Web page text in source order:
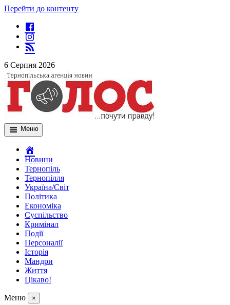
Перейти до контенту
6 Серпня 2026
Меню
Новини
Тернопіль
Тернопілля
Україна/Світ
Політика
Економіка
Суспільство
Кримінал
Події
Персоналії
Історія
Мандри
Життя
Цікаво!
Меню ×